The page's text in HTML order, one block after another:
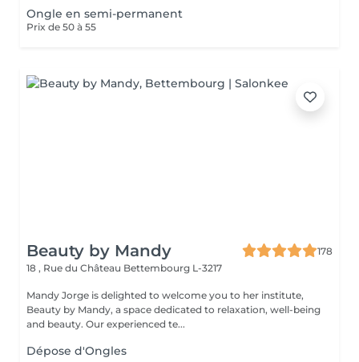
Ongle en semi-permanent
Prix de 50 à 55
Beauty by Mandy
178
18 , Rue du Château Bettembourg L-3217
Mandy Jorge is delighted to welcome you to her institute,
Beauty by Mandy, a space dedicated to relaxation, well-being
and beauty. Our experienced te...
Dépose d'Ongles